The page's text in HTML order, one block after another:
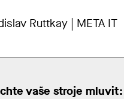
Ruttkay | META IT
vaše stroje